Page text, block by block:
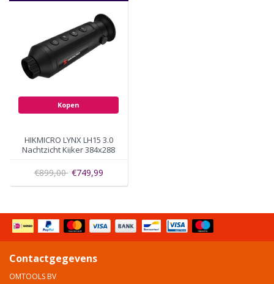
Kopen
HIKMICRO LYNX LH15 3.0
Nachtzicht Kijker 384x288
€899,00 €749,99
Contactgegevens
OMTOOLS BV